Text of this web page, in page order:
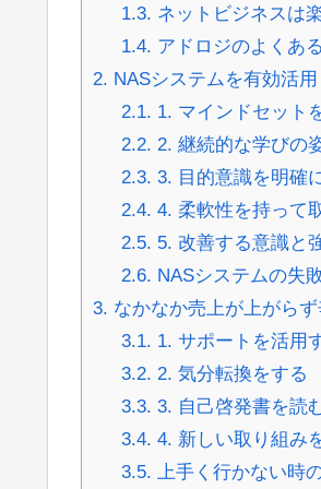
1.3. ネットビジネスは
1.4. アドロジのよくあ
2. NASシステムを有効活
2.1. 1. マインドセット
2.2. 2. 継続的な学びの
2.3. 3. 目的意識を明確
2.4. 4. 柔軟性を持って
2.5. 5. 改善する意識と
2.6. NASシステムの失
3. なかなか売上が上がら
3.1. 1. サポートを活用
3.2. 2. 気分転換をする
3.3. 3. 自己啓発書を読
3.4. 4. 新しい取り組み
3.5. 上手く行かない時